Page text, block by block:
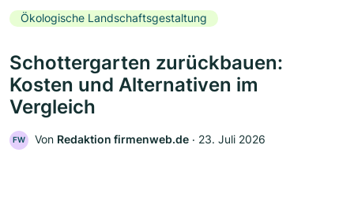
Ökologische Landschaftsgestaltung
Schottergarten zurückbauen:
Kosten und Alternativen im
Vergleich
FW Von Redaktion firmenweb.de ‧ 23. Juli 2026